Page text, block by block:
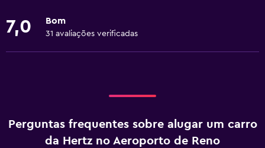
7,0 Bom
31 avaliações verificadas
Perguntas frequentes sobre alugar um carro
da Hertz no Aeroporto de Reno